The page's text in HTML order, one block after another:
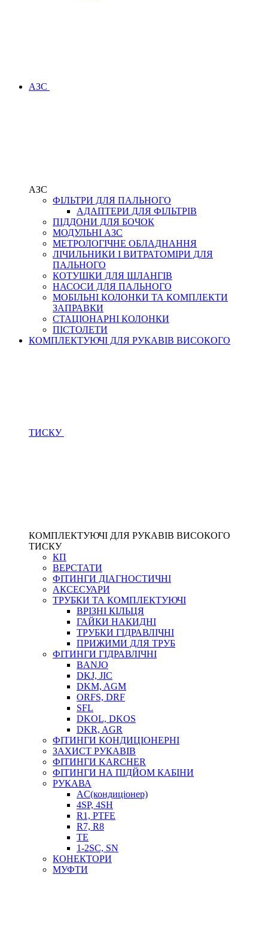
АЗС
АЗС
ФІЛЬТРИ ДЛЯ ПАЛЬНОГО
АДАПТЕРИ ДЛЯ ФІЛЬТРІВ
ПІДДОНИ ДЛЯ БОЧОК
МОДУЛЬНІ АЗС
МЕТРОЛОГІЧНЕ ОБЛАДНАННЯ
ЛІЧИЛЬНИКИ І ВИТРАТОМІРИ ДЛЯ
ПАЛЬНОГО
КОТУШКИ ДЛЯ ШЛАНГІВ
НАСОСИ ДЛЯ ПАЛЬНОГО
МОБІЛЬНІ КОЛОНКИ ТА КОМПЛЕКТИ
ЗАПРАВКИ
СТАЦІОНАРНІ КОЛОНКИ
ПІСТОЛЕТИ
КОМПЛЕКТУЮЧІ ДЛЯ РУКАВІВ ВИСОКОГО
ТИСКУ
КОМПЛЕКТУЮЧІ ДЛЯ РУКАВІВ ВИСОКОГО
ТИСКУ
КП
ВЕРСТАТИ
ФІТИНГИ ДІАГНОСТИЧНІ
АКСЕСУАРИ
ТРУБКИ ТА КОМПЛЕКТУЮЧІ
ВРІЗНІ КІЛЬЦЯ
ГАЙКИ НАКИДНІ
ТРУБКИ ГІДРАВЛІЧНІ
ПРИЖИМИ ДЛЯ ТРУБ
ФІТИНГИ ГІДРАВЛІЧНІ
BANJO
DKJ, JIC
DKM, AGM
ORFS, DRF
SFL
DKOL, DKOS
DKR, AGR
ФІТИНГИ КОНДИЦІОНЕРНІ
ЗАХИСТ РУКАВІВ
ФІТИНГИ KARCHER
ФІТИНГИ НА ПІДЙОМ КАБІНИ
РУКАВА
AC(кондиціонер)
4SP, 4SH
R1, PTFE
R7, R8
TE
1-2SC, SN
КОНЕКТОРИ
МУФТИ